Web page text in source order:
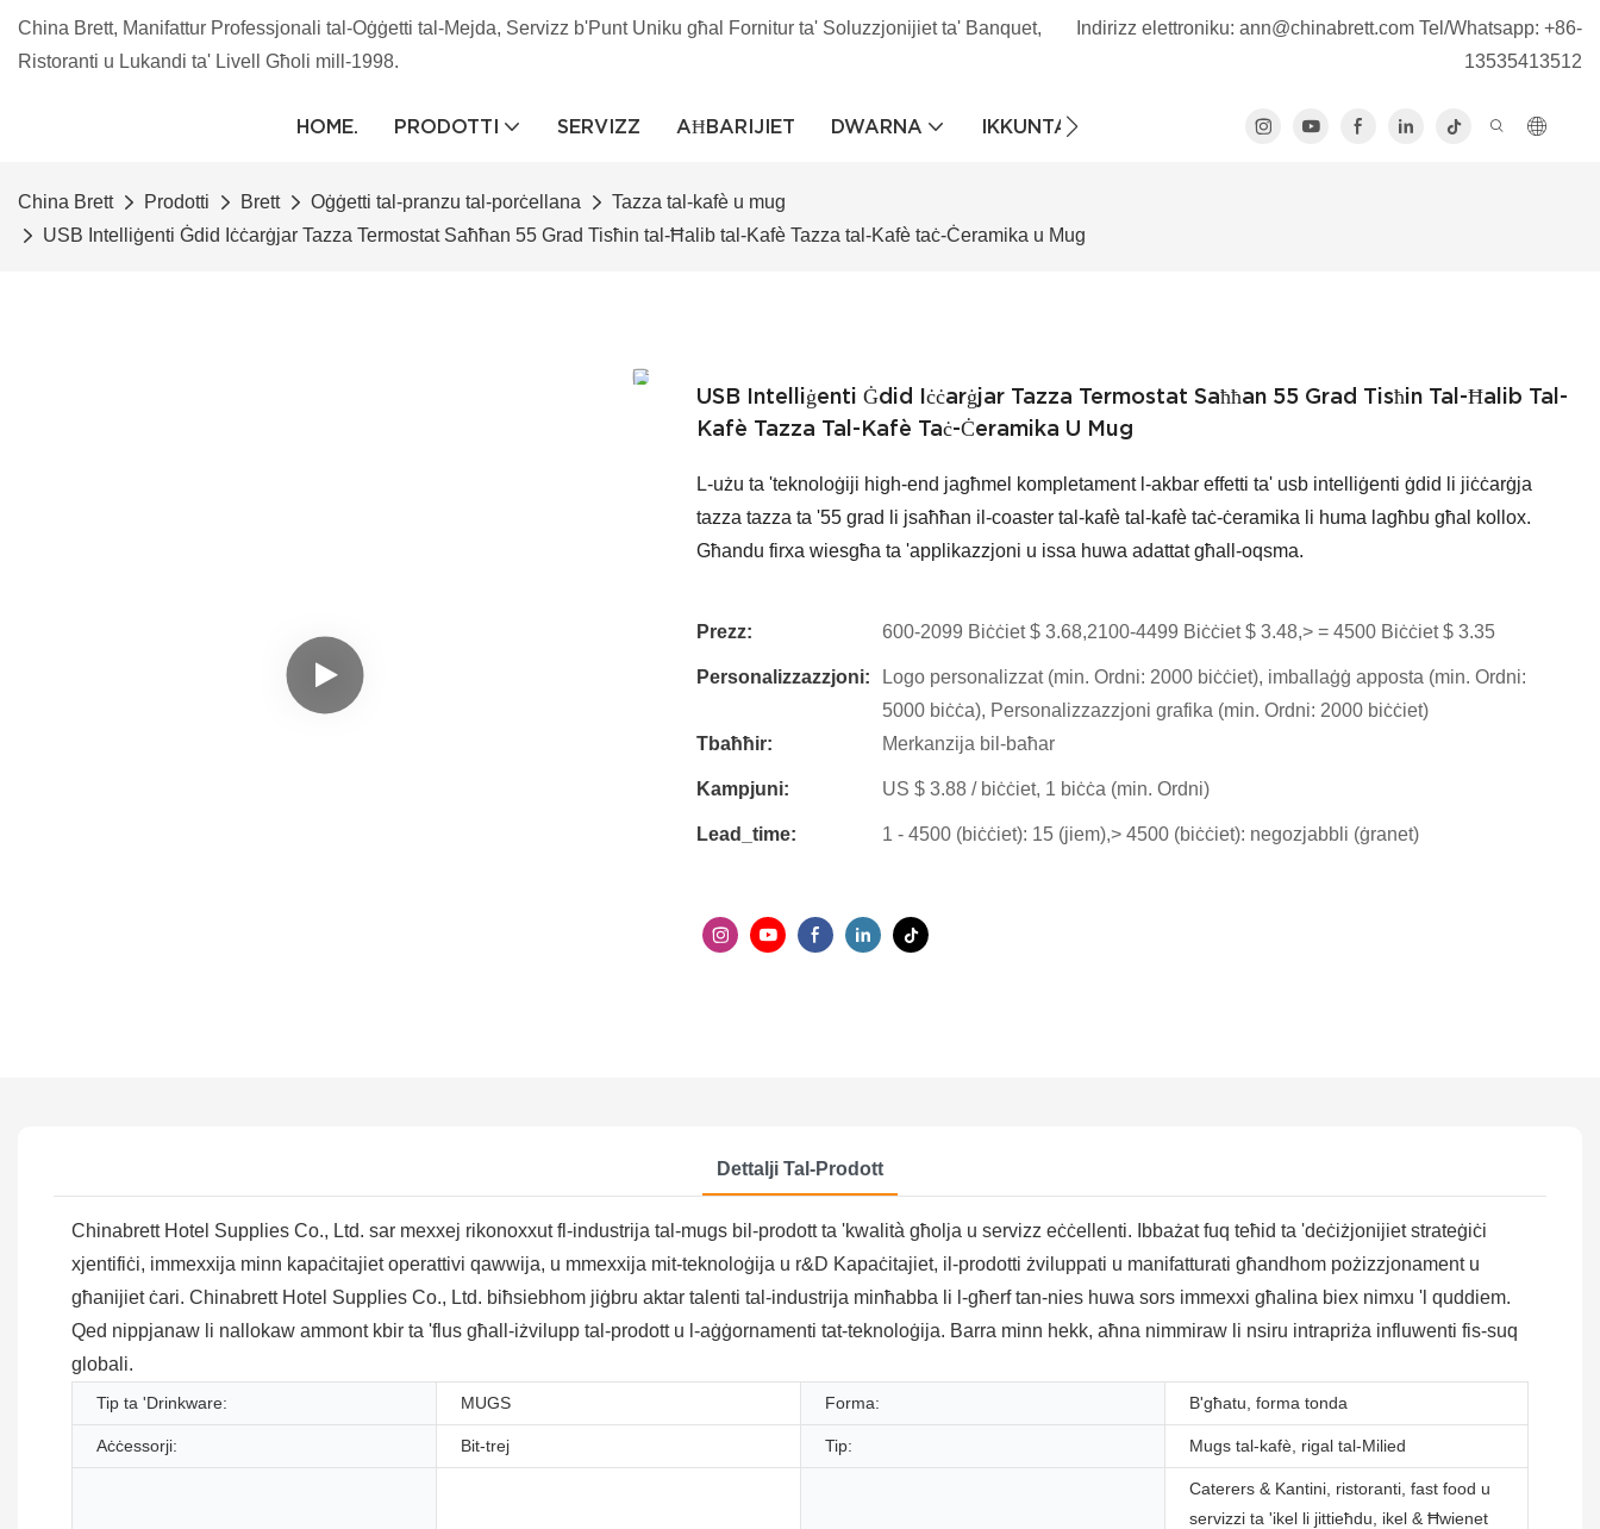
China Brett, Manifattur Professjonali tal-Oġġetti tal-Mejda, Servizz b'Punt Uniku għal Fornitur ta' Soluzzjonijiet ta' Banquet,
Ristoranti u Lukandi ta' Livell Għoli mill-1998.
Indirizz elettroniku: ann@chinabrett.com Tel/Whatsapp: +86-
13535413512
HOME. PRODOTTI SERVIZZ AĦBARIJIET DWARNA IKKUNTATTJANA
China Brett Prodotti Brett Oġġetti tal-pranzu tal-porċellana
Tazza tal-kafè u mug
USB Intelliġenti Ġdid Iċċarġjar Tazza Termostat Saħħan 55 Grad Tisħin tal-Ħalib tal-Kafè Tazza tal-Kafè taċ-Ċeramika u Mug
USB Intelliġenti Ġdid Iċċarġjar Tazza Termostat Saħħan 55 Grad Tisħin Tal-Ħalib Tal-
Kafè Tazza Tal-Kafè Taċ-Ċeramika U Mug
L-użu ta 'teknoloġiji high-end jagħmel kompletament l-akbar effetti ta' usb intelliġenti ġdid li jiċċarġja
tazza tazza ta '55 grad li jsaħħan il-coaster tal-kafè tal-kafè taċ-ċeramika li huma lagħbu għal kollox.
Għandu firxa wiesgħa ta 'applikazzjoni u issa huwa adattat għall-oqsma.
Prezz: 600-2099 Biċċiet $ 3.68,2100-4499 Biċċiet $ 3.48,> = 4500 Biċċiet $ 3.35
Personalizzazzjoni:
Logo personalizzat (min. Ordni: 2000 biċċiet), imballaġġ apposta (min. Ordni:
5000 biċċa), Personalizzazzjoni grafika (min. Ordni: 2000 biċċiet)
Tbaħħir:
Merkanzija bil-baħar
Kampjuni: US $ 3.88 / biċċiet, 1 biċċa (min. Ordni)
Lead_time: 1 - 4500 (biċċiet): 15 (jiem),> 4500 (biċċiet): negozjabbli (ġranet)
Dettalji Tal-Prodott
Chinabrett Hotel Supplies Co., Ltd. sar mexxej rikonoxxut fl-industrija tal-mugs bil-prodott ta 'kwalità għolja u servizz eċċellenti. Ibbażat fuq teħid ta 'deċiżjonijiet strateġiċi
xjentifiċi, immexxija minn kapaċitajiet operattivi qawwija, u mmexxija mit-teknoloġija u r&D Kapaċitajiet, il-prodotti żviluppati u manifatturati għandhom pożizzjonament u
għanijiet ċari. Chinabrett Hotel Supplies Co., Ltd. biħsiebhom jiġbru aktar talenti tal-industrija minħabba li l-għerf tan-nies huwa sors immexxi għalina biex nimxu 'l quddiem.
Qed nippjanaw li nallokaw ammont kbir ta 'flus għall-iżvilupp tal-prodott u l-aġġornamenti tat-teknoloġija. Barra minn hekk, aħna nimmiraw li nsiru intrapriża influwenti fis-suq
globali.
Tip ta 'Drinkware: MUGS Forma: B'għatu, forma tonda
Aċċessorji: Bit-trej Tip: Mugs tal-kafè, rigal tal-Milied
Caterers & Kantini, ristoranti, fast food u
servizzi ta 'ikel li jittieħdu, ikel & Ħwienet